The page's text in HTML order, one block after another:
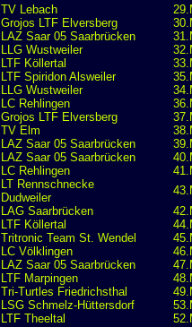
TV Lebach
Grojos LTF Elversberg
LAZ Saar 05 Saarbrücken
LLG Wustweiler
LTF Köllertal
LTF Spiridon Alsweiler
LLG Wustweiler
LC Rehlingen
Grojos LTF Elversberg
TV Elm
LAZ Saar 05 Saarbrücken
LAZ Saar 05 Saarbrücken
LC Rehlingen
LT Rennschnecke
Dudweiler
LAG Saarbrücken
LTF Köllertal
Tritronic Team St. Wendel
LC Völklingen
LAZ Saar 05 Saarbrücken
LTF Marpingen
Tri-Turtles Friedrichsthal
LSG Schmelz-Hüttersdorf
LTF Theeltal